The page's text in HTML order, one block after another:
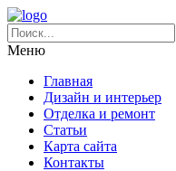
Меню
Главная
Дизайн и интерьер
Отделка и ремонт
Статьи
Карта сайта
Контакты